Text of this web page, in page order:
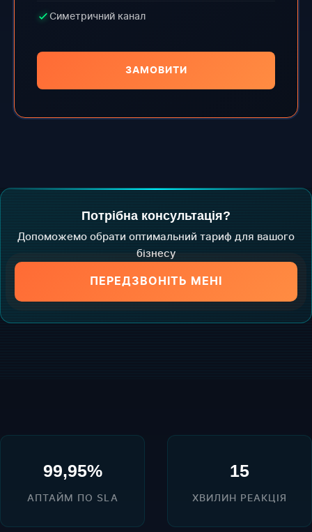
Симетричний канал
ЗАМОВИТИ
Потрібна консультація?
Допоможемо обрати оптимальний тариф для вашого
бізнесу
ПЕРЕДЗВОНІТЬ МЕНІ
99,95%
АПТАЙМ ПО SLA
15
ХВИЛИН РЕАКЦІЯ